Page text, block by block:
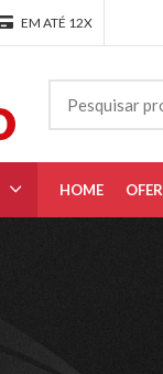
EM ATÉ 12X
HOME